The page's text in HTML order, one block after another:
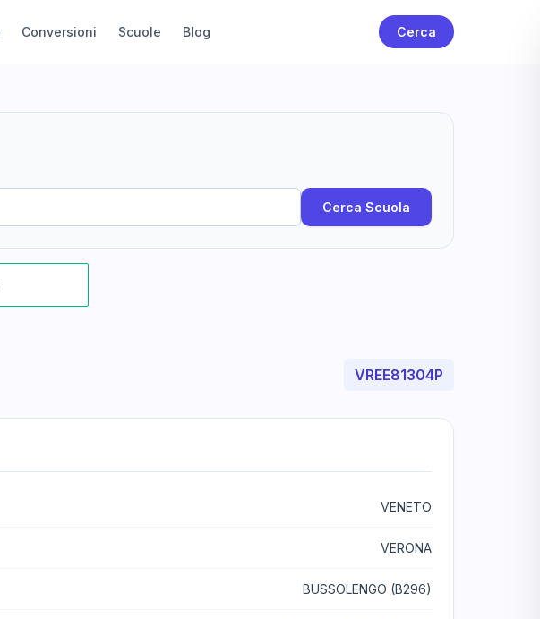
Conversioni Scuole Blog Cerca
Cerca Scuola
VREE81304P
VENETO
VERONA
BUSSOLENGO (B296)